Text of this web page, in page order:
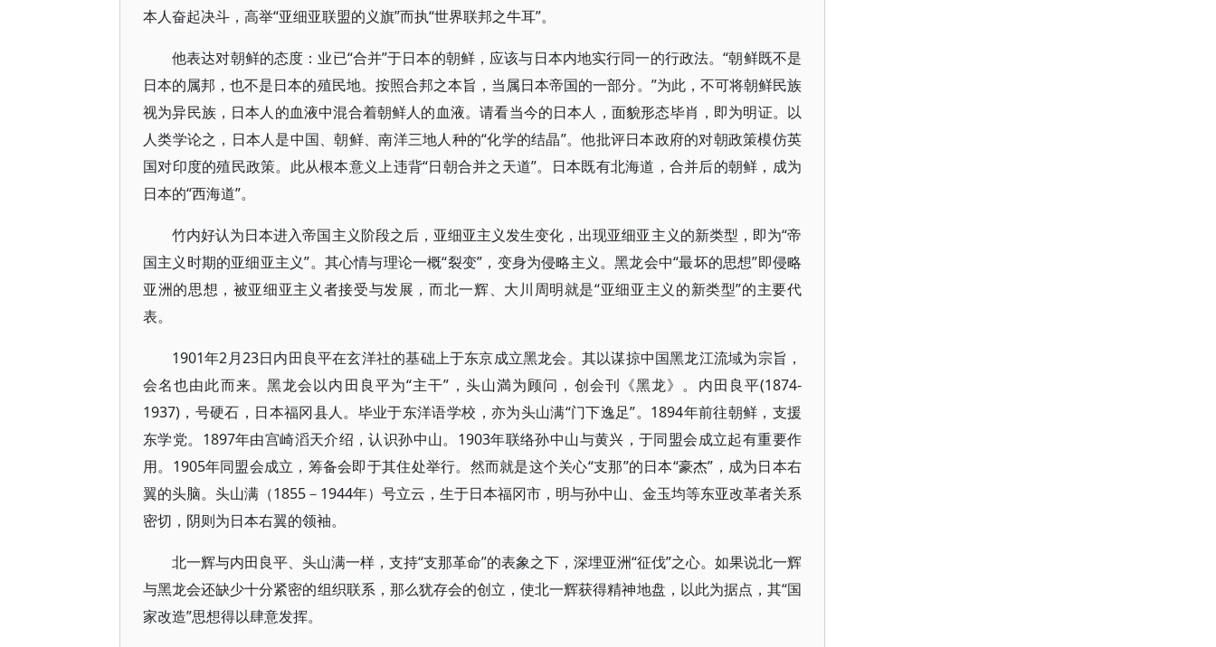
本人奋起决斗，高举“亚细亚联盟的义旗”而执“世界联邦之牛耳”。
他表达对朝鲜的态度：业已“合并”于日本的朝鲜，应该与日本内地实行同一的行政法。“朝鲜既不是
日本的属邦，也不是日本的殖民地。按照合邦之本旨，当属日本帝国的一部分。”为此，不可将朝鲜民族
视为异民族，日本人的血液中混合着朝鲜人的血液。请看当今的日本人，面貌形态毕肖，即为明证。以
人类学论之，日本人是中国、朝鲜、南洋三地人种的“化学的结晶”。他批评日本政府的对朝政策模仿英
国对印度的殖民政策。此从根本意义上违背“日朝合并之天道”。日本既有北海道，合并后的朝鲜，成为
日本的“西海道”。
竹内好认为日本进入帝国主义阶段之后，亚细亚主义发生变化，出现亚细亚主义的新类型，即为“帝
国主义时期的亚细亚主义”。其心情与理论一概“裂变”，变身为侵略主义。黑龙会中“最坏的思想”即侵略
亚洲的思想，被亚细亚主义者接受与发展，而北一辉、大川周明就是“亚细亚主义的新类型”的主要代
表。
1901年2月23日内田良平在玄洋社的基础上于东京成立黑龙会。其以谋掠中国黑龙江流域为宗旨，
会名也由此而来。黑龙会以内田良平为“主干”，头山満为顾问，创会刊《黑龙》。内田良平(1874-
1937)，号硬石，日本福冈县人。毕业于东洋语学校，亦为头山满“门下逸足”。1894年前往朝鲜，支援
东学党。1897年由宫崎滔天介绍，认识孙中山。1903年联络孙中山与黄兴，于同盟会成立起有重要作
用。1905年同盟会成立，筹备会即于其住处举行。然而就是这个关心“支那”的日本“豪杰”，成为日本右
翼的头脑。头山满（1855－1944年）号立云，生于日本福冈市，明与孙中山、金玉均等东亚改革者关系
密切，阴则为日本右翼的领袖。
北一辉与内田良平、头山满一样，支持“支那革命”的表象之下，深埋亚洲“征伐”之心。如果说北一辉
与黑龙会还缺少十分紧密的组织联系，那么犹存会的创立，使北一辉获得精神地盘，以此为据点，其“国
家改造”思想得以肆意发挥。